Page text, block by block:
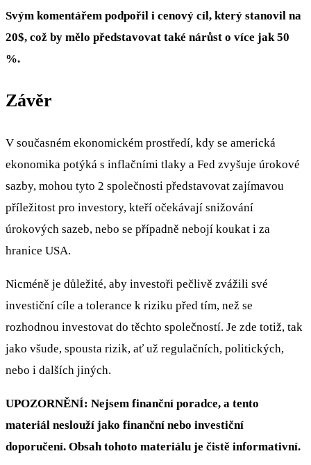
Svým komentářem podpořil i cenový cíl, který stanovil na
20$, což by mělo představovat také nárůst o více jak 50
%.
Závěr
V současném ekonomickém prostředí, kdy se americká
ekonomika potýká s inflačními tlaky a Fed zvyšuje úrokové
sazby, mohou tyto 2 společnosti představovat zajímavou
příležitost pro investory, kteří očekávají snižování
úrokových sazeb, nebo se případně nebojí koukat i za
hranice USA.
Nicméně je důležité, aby investoři pečlivě zvážili své
investiční cíle a tolerance k riziku před tím, než se
rozhodnou investovat do těchto společností. Je zde totiž, tak
jako všude, spousta rizik, ať už regulačních, politických,
nebo i dalších jiných.
UPOZORNĚNÍ: Nejsem finanční poradce, a tento
materiál neslouží jako finanční nebo investiční
doporučení. Obsah tohoto materiálu je čistě informativní.